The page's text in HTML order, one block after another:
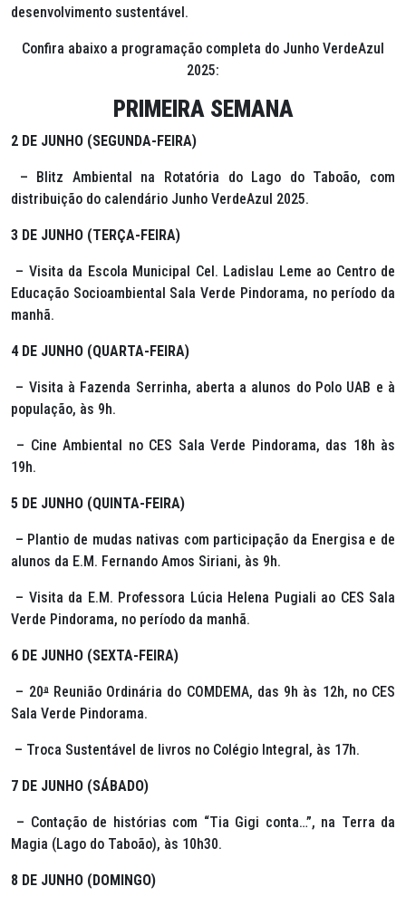
desenvolvimento sustentável.
Confira abaixo a programação completa do Junho VerdeAzul
2025:
PRIMEIRA SEMANA
2 DE JUNHO (SEGUNDA-FEIRA)
– Blitz Ambiental na Rotatória do Lago do Taboão, com
distribuição do calendário Junho VerdeAzul 2025.
3 DE JUNHO (TERÇA-FEIRA)
– Visita da Escola Municipal Cel. Ladislau Leme ao Centro de
Educação Socioambiental Sala Verde Pindorama, no período da
manhã.
4 DE JUNHO (QUARTA-FEIRA)
– Visita à Fazenda Serrinha, aberta a alunos do Polo UAB e à
população, às 9h.
– Cine Ambiental no CES Sala Verde Pindorama, das 18h às
19h.
5 DE JUNHO (QUINTA-FEIRA)
– Plantio de mudas nativas com participação da Energisa e de
alunos da E.M. Fernando Amos Siriani, às 9h.
– Visita da E.M. Professora Lúcia Helena Pugiali ao CES Sala
Verde Pindorama, no período da manhã.
6 DE JUNHO (SEXTA-FEIRA)
– 20ªReunião Ordinária do COMDEMA, das 9h às 12h, no CES
Sala Verde Pindorama.
– Troca Sustentável de livros no Colégio Integral, às 17h.
7 DE JUNHO (SÁBADO)
– Contação de histórias com “Tia Gigi conta…”, na Terra da
Magia (Lago do Taboão), às 10h30.
8 DE JUNHO (DOMINGO)